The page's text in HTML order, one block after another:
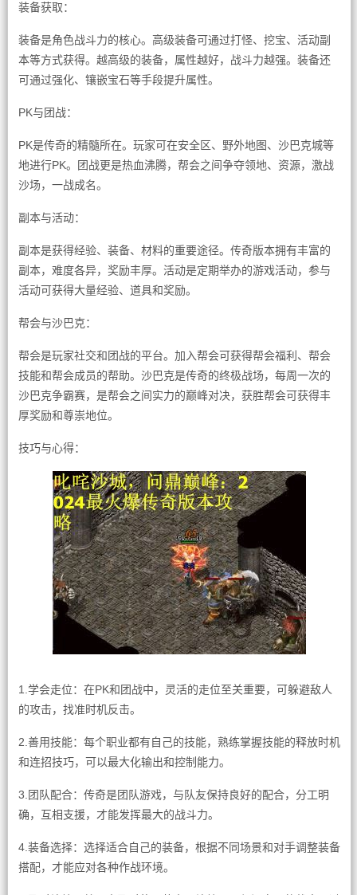
装备获取：
装备是角色战斗力的核心。高级装备可通过打怪、挖宝、活动副
本等方式获得。越高级的装备，属性越好，战斗力越强。装备还
可通过强化、镶嵌宝石等手段提升属性。
PK与团战：
PK是传奇的精髓所在。玩家可在安全区、野外地图、沙巴克城等
地进行PK。团战更是热血沸腾，帮会之间争夺领地、资源，激战
沙场，一战成名。
副本与活动：
副本是获得经验、装备、材料的重要途径。传奇版本拥有丰富的
副本，难度各异，奖励丰厚。活动是定期举办的游戏活动，参与
活动可获得大量经验、道具和奖励。
帮会与沙巴克：
帮会是玩家社交和团战的平台。加入帮会可获得帮会福利、帮会
技能和帮会成员的帮助。沙巴克是传奇的终极战场，每周一次的
沙巴克争霸赛，是帮会之间实力的巅峰对决，获胜帮会可获得丰
厚奖励和尊崇地位。
技巧与心得：
1.学会走位：在PK和团战中，灵活的走位至关重要，可躲避敌人
的攻击，找准时机反击。
2.善用技能：每个职业都有自己的技能，熟练掌握技能的释放时机
和连招技巧，可以最大化输出和控制能力。
3.团队配合：传奇是团队游戏，与队友保持良好的配合，分工明
确，互相支援，才能发挥最大的战斗力。
4.装备选择：选择适合自己的装备，根据不同场景和对手调整装备
搭配，才能应对各种作战环境。